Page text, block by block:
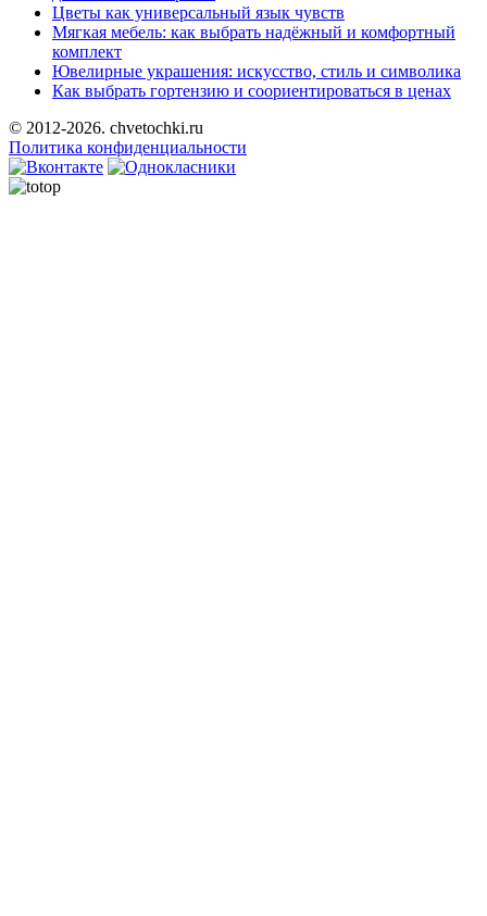
Цветы как универсальный язык чувств
Мягкая мебель: как выбрать надёжный и комфортный
комплект
Ювелирные украшения: искусство, стиль и символика
Как выбрать гортензию и соориентироваться в ценах
© 2012-2026. chvetochki.ru
Политика конфиденциальности